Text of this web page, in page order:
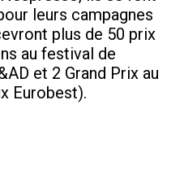
leurs campagnes
plus de 50 prix
au festival de
et 2 Grand Prix au
Eurobest).